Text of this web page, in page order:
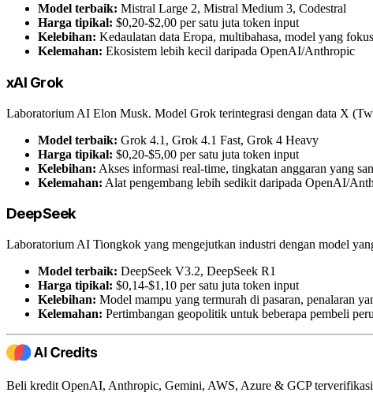
Model terbaik: Mistral Large 2, Mistral Medium 3, Codestral
Harga tipikal: $0,20-$2,00 per satu juta token input
Kelebihan: Kedaulatan data Eropa, multibahasa, model yang
Kelemahan: Ekosistem lebih kecil daripada OpenAI/Anthropic
xAI Grok
Laboratorium AI Elon Musk. Model Grok terintegrasi dengan data X
Model terbaik: Grok 4.1, Grok 4.1 Fast, Grok 4 Heavy
Harga tipikal: $0,20-$5,00 per satu juta token input
Kelebihan: Akses informasi real-time, tingkatan anggaran yang
Kelemahan: Alat pengembang lebih sedikit daripada OpenAI/
DeepSeek
Laboratorium AI Tiongkok yang mengejutkan industri dengan model
Model terbaik: DeepSeek V3.2, DeepSeek R1
Harga tipikal: $0,14-$1,10 per satu juta token input
Kelebihan: Model mampu yang termurah di pasaran, penalaran
Kelemahan: Pertimbangan geopolitik untuk beberapa pembeli
Beli kredit OpenAI, Anthropic, Gemini, AWS, Azure & GCP terverifikasi